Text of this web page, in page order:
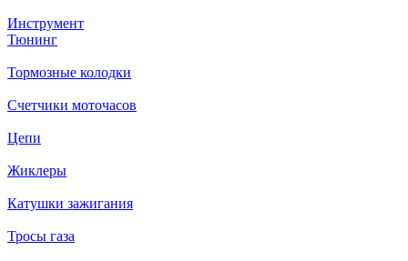
Инструмент
Тюнинг
Тормозные колодки
Счетчики моточасов
Цепи
Жиклеры
Катушки зажигания
Тросы газа